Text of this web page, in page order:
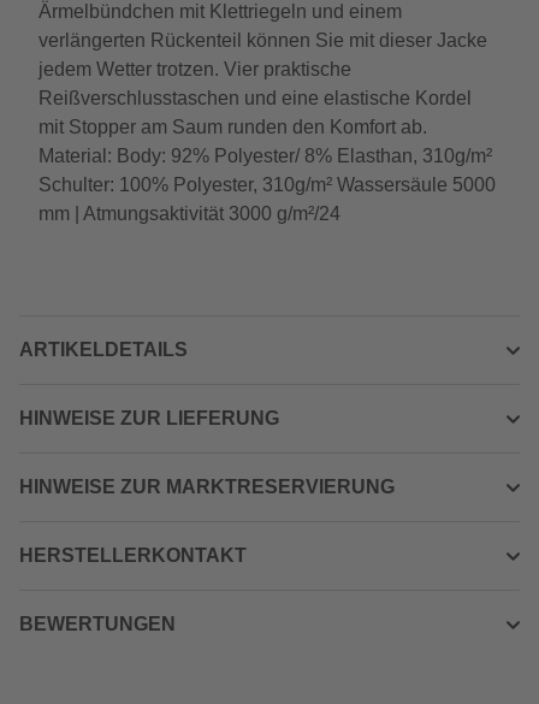
Ärmelbündchen mit Klettriegeln und einem
verlängerten Rückenteil können Sie mit dieser Jacke
jedem Wetter trotzen. Vier praktische
Reißverschlusstaschen und eine elastische Kordel
mit Stopper am Saum runden den Komfort ab.
Material: Body: 92% Polyester/ 8% Elasthan, 310g/m²
Schulter: 100% Polyester, 310g/m² Wassersäule 5000
mm | Atmungsaktivität 3000 g/m²/24
ARTIKELDETAILS
HINWEISE ZUR LIEFERUNG
HINWEISE ZUR MARKTRESERVIERUNG
HERSTELLERKONTAKT
BEWERTUNGEN